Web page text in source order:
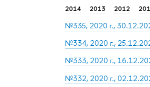
2014
2013 2012
№335, 2020 г.,
№334, 2020 г.,
№333, 2020 г.,
№332, 2020 г.,